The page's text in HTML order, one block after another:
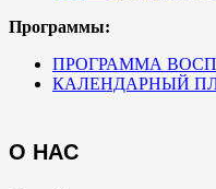
Программы:
ПРОГРАММА
КАЛЕНДАРНЫЙ
О НАС